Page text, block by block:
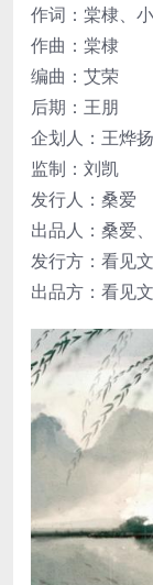
作词：棠棣、
作曲：棠棣
编曲：艾荣
后期：王朋
企划人：王烨扬
监制：刘凯
发行人：桑爱
出品人：桑爱
发行方：看见
出品方：看见